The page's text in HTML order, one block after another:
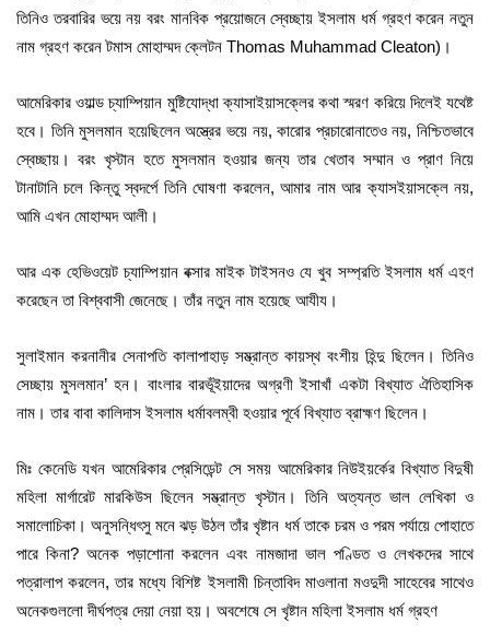
তিনিও তরবারির ভয়ে নয় বরং মানবিক প্রয়োজনে স্বেচ্ছায় ইসলাম ধর্ম গ্রহণ করেন নতুন
নাম গ্রহণ করেন টমাস মোহাম্মদ ক্লেটন Thomas Muhammad Cleaton)।
আমেরিকার ওয়াল্ড চ্যাম্পিয়ান মুষ্টিযোদ্ধা ক্যাসাইয়াসক্লের কথা স্মরণ করিয়ে দিলেই যথেষ্ট
হবে। তিনি মুসলমান হয়েছিলেন অস্ত্রের ভয়ে নয়, কারোর প্রচারোনাতেও নয়, নিশ্চিতভাবে
স্বেচ্ছায়। বরং খৃস্টান হতে মুসলমান হওয়ার জন্য তার খেতাব সম্মান ও প্রাণ নিয়ে
টানাটানি চলে কিন্তু স্বদর্পে তিনি ঘোষণা করলেন, আমার নাম আর ক্যাসইয়াসক্লে নয়,
আমি এখন মোহাম্মদ আলী।
আর এক হেভিওয়েট চ্যাম্পিয়ান বক্সার মাইক টাইসনও যে খুব সম্প্রতি ইসলাম ধর্ম এহণ
করেছেন তা বিশ্ববাসী জেনেছে। তাঁর নতুন নাম হয়েছে আযীয।
সুলাইমান করনানীর সেনাপতি কালাপাহাড় সম্ভ্রান্ত কায়স্থ বংশীয় হিন্দু ছিলেন। তিনিও
সেচ্ছায় মুসলমান’ হন। বাংলার বারভূঁইয়াদের অগ্রণী ইসাখাঁ একটা বিখ্যাত ঐতিহাসিক
নাম। তার বাবা কালিদাস ইসলাম ধর্মাবলম্বী হওয়ার পূর্বে বিখ্যাত ব্রাহ্মণ ছিলেন।
মিঃ কেনেডি যখন আমেরিকার প্রেসিডেন্ট সে সময় আমেরিকার নিউইয়র্কের বিখ্যাত বিদুষী
মহিলা মার্গারেট মারকিউস ছিলেন সম্ভ্রান্ত খৃস্টান। তিনি অত্যন্ত ভাল লেখিকা ও
সমালোচিকা। অনুসন্ধিৎসু মনে ঝড় উঠল তাঁর খৃষ্টান ধর্ম তাকে চরম ও পরম পর্যায়ে পোহাতে
পারে কিনা? অনেক পড়াশোনা করলেন এবং নামজাদা ভাল পণ্ডিত ও লেখকদের সাথে
পত্রালাপ করলেন, তার মধ্যে বিশিষ্ট ইসলামী চিন্তাবিদ মাওলানা মওদুদী সাহেবের সাথেও
অনেকগুললো দীর্ঘপত্র দেয়া নেয়া হয়। অবশেষে সে খৃষ্টান মহিলা ইসলাম ধর্ম গ্রহণ